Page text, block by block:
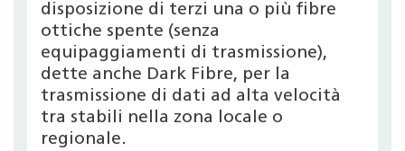
disposizione di terzi una o più fibre
ottiche spente (senza
equipaggiamenti di trasmissione),
dette anche Dark Fibre, per la
trasmissione di dati ad alta velocità
tra stabili nella zona locale o
regionale.